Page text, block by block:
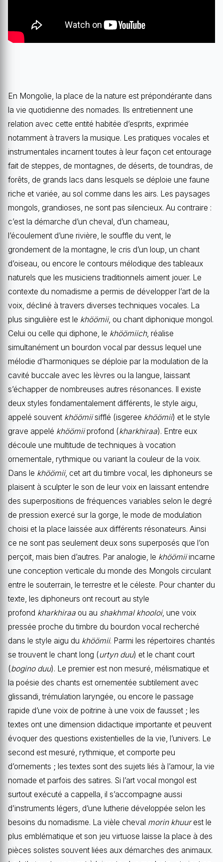
En Mongolie, la place de la nature est prépondérante dans
la vie quotidienne des nomades. Ils entretiennent une
relation avec cette entité habitée d’esprits, exprimée
notamment à travers la musique. Les pratiques vocales et
instrumentales incarnent toutes à leur façon cet entourage
fait de steppes, de montagnes, de déserts, de toundras, de
forêts, de grands lacs dans lesquels se déploie une faune
riche et variée, au sol comme dans les airs. Les paysages
mongols, grandioses, ne sont pas silencieux. Au contraire :
c’est la démarche d’un cheval, d’un chameau,
l’écoulement d’une rivière, le souffle du vent, le
grondement de la montagne, le cris d’un loup, un chant
d’oiseau, ou encore le contours mélodique des tableaux
naturels que les musiciens traditionnels aiment jouer. Le
contexte du nomadisme a permis de développer l’art de la
voix, décliné à travers diverses techniques vocales. La
plus singulière est le khöömii, ou chant diphonique mongol.
Celui ou celle qui diphone, le khöömiich, réalise
simultanément un bourdon vocal par dessus lequel une
mélodie d’harmoniques se déploie par la modulation de la
cavité buccale avec les lèvres ou la langue, laissant
s’échapper de nombreuses autres résonances. Il existe
deux styles fondamentalement différents, le style aigu,
appelé souvent khöömiisifflé (isgeree khöömii) et le style
grave appelé khöömiiprofond (kharkhiraa). Entre eux
découle une multitude de techniques à vocation
ornementale, rythmique ou variant la couleur de la voix.
Dans le khöömii, cet art du timbre vocal, les diphoneurs se
plaisent à sculpter le son de leur voix en laissant entendre
des superpositions de fréquences variables selon le degré
de pression exercé sur la gorge, le mode de modulation
choisi et la place laissée aux différents résonateurs. Ainsi
ce ne sont pas seulement deux sons superposés que l’on
perçoit, mais bien d’autres. Par analogie, le khöömiiincarne
une conception verticale du monde des Mongols circulant
entre le souterrain, le terrestre et le céleste. Pour chanter du
texte, les diphoneurs ont recourt au style
profond kharkhiraa ou au shakhmal khooloi, une voix
pressée proche du timbre du bourdon vocal recherché
dans le style aigu du khöömii. Parmi les répertoires chantés
se trouvent le chant long (urtyn duu) et le chant court
(bogino duu). Le premier est non mesuré, mélismatique et
la poésie des chants est ornementée subtilement avec
glissandi, trémulation laryngée, ou encore le passage
rapide d’une voix de poitrine à une voix de fausset ; les
textes ont une dimension didactique importante et peuvent
évoquer des questions existentielles de la vie, l’univers. Le
second est mesuré, rythmique, et comporte peu
d’ornements ; les textes sont des sujets liés à l’amour, la vie
nomade et parfois des satires. Si l’art vocal mongol est
surtout exécuté a cappella, il s’accompagne aussi
d’instruments légers, d’une lutherie développée selon les
besoins du nomadisme. La vièle cheval morin khuurest le
plus emblématique et son jeu virtuose laisse la place à des
pièces solistes souvent liées aux démarches des animaux.